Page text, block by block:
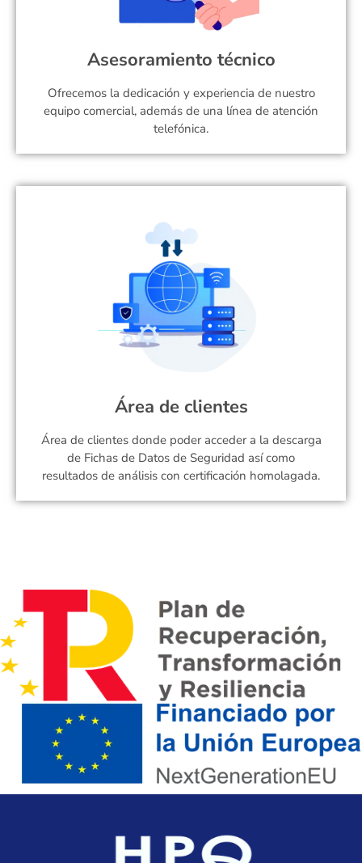
Asesoramiento técnico
Ofrecemos la dedicación y experiencia de nuestro
equipo comercial, además de una línea de atención
telefónica.
Área de clientes
Área de clientes donde poder acceder a la descarga
de Fichas de Datos de Seguridad así como
resultados de análisis con certificación homolagada.